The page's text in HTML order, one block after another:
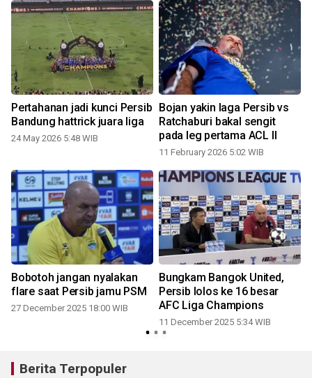
Pertahanan jadi kunci Persib
Bandung hattrick juara liga
24 May 2026 5:48 WIB
Bojan yakin laga Persib vs
Ratchaburi bakal sengit
pada leg pertama ACL II
11 February 2026 5:02 WIB
Bobotoh jangan nyalakan
flare saat Persib jamu PSM
27 December 2025 18:00 WIB
Bungkam Bangok United,
Persib lolos ke 16 besar
AFC Liga Champions
11 December 2025 5:34 WIB
Berita Terpopuler